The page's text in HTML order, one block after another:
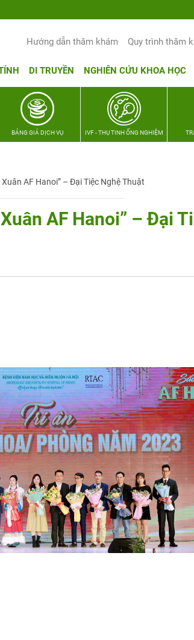
Hướng dẫn thăm khám Quy trình thăm
DI TRUYỀN NGHIÊN CỨU KHOA HỌC
BẢNG GIÁ DỊCH VỤ IVF - THỤ TINH ỐNG NGHIỆM
AF Hanoi” – Đại Tiệc Nghệ Thuật
AF Hanoi” – Đại